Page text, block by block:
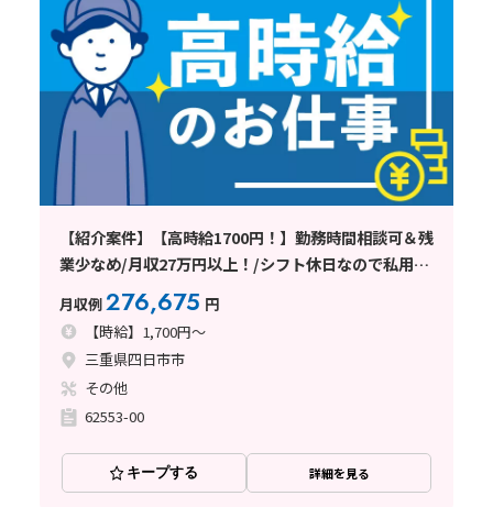
【紹介案件】【高時給1700円！】勤務時間相談可＆残
業少なめ/月収27万円以上！/シフト休日なので私用も
楽に済ませられる◎/車通勤可能！
月収例276,675 円
【時給】1,700円～
三重県四日市市
その他
62553-00
キープする 詳細を見る